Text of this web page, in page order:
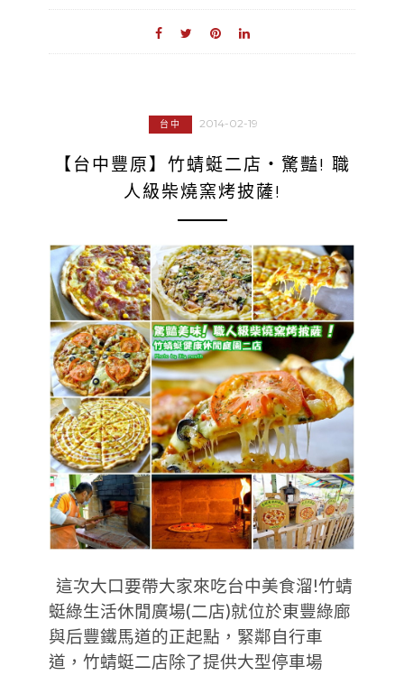
台中 2014-02-19
【台中豐原】竹蜻蜓二店‧驚豔! 職
人級柴燒窯烤披薩!
這次大口要帶大家來吃台中美食溜!竹蜻
蜓綠生活休閒廣場(二店)就位於東豐綠廊
與后豐鐵馬道的正起點，緊鄰自行車
道，竹蜻蜓二店除了提供大型停車場